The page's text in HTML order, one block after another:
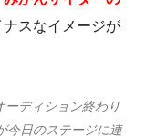
スなイメージが
ーディション終わり
今日のステージに連